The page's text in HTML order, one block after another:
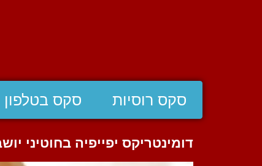
סקס רוסיות סקס בטלפון
דומינטריקס יפייפיה בחוטיני